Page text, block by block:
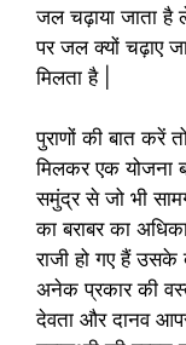
जल चढ़ाया जाता है
पर जल क्यों चढ़ाए
मिलता है |
पुराणों की बात करें
मिलकर एक योजना
समुंद्र से जो भी
का बराबर का
राजी हो गए हैं
अनेक प्रकार की
देवता और दानव